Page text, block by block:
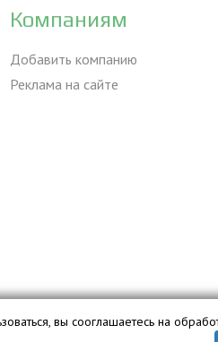
Компаниям
Добавить компанию
Реклама на сайте
вы сооглашаетесь на